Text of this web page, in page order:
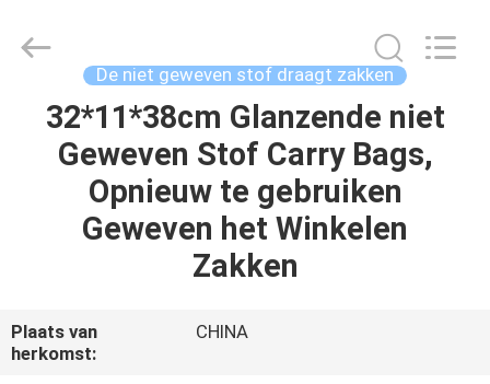
HUIS
PRODUCTEN
FABRIEKSREIS
Material
Reserved.
De niet geweven stof draagt zakken
32*11*38cm Glanzende niet
Geweven Stof Carry Bags,
Opnieuw te gebruiken
Geweven het Winkelen
Zakken
Plaats van
herkomst:
CHINA